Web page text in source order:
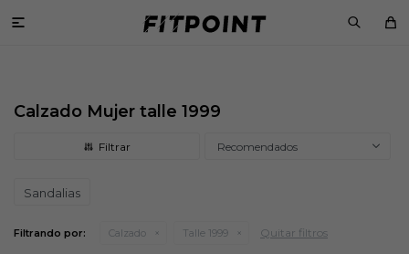

Calzado Mujer talle 1999
Recomendados
Sandalias
Filtrando por: Calzado Talle 1999 Quitar filtros